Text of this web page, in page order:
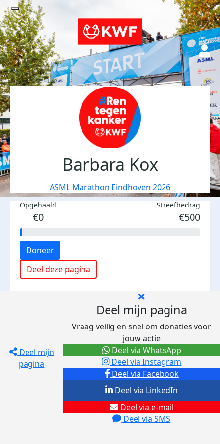
Barbara Kox
ASML Marathon Eindhoven 2026
Opgehaald
€0
Streefbedrag
€500
Doneer
Deel deze pagina
Deel mijn
pagina
Deel mijn pagina
Vraag veilig en snel om donaties voor
jouw actie
Deel via Facebook
Deel via Instagram
Deel via e-mail
Deel via SMS
Deel via LinkedIn
Deel via WhatsApp